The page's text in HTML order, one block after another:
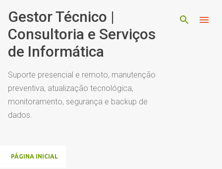
Pular para o conteúdo principal
Gestor Técnico |
Consultoria e Serviços
de Informática
Suporte presencial e remoto, manutenção
preventiva, atualização tecnológica,
monitoramento, segurança e backup de
dados.
PÁGINA INICIAL